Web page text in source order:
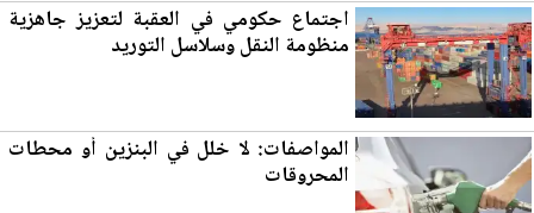
اجتماع حكومي في العقبة لتعزيز جاهزية
منظومة النقل وسلاسل التوريد
المواصفات: لا خلل في البنزين أو محطات
المحروقات